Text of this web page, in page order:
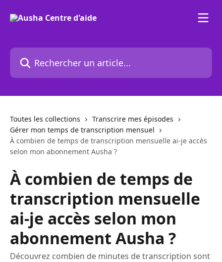
Rechercher un article...
Toutes les collections
Transcrire mes épisodes
Gérer mon temps de transcription mensuel
À combien de temps de transcription mensuelle ai-je accès
selon mon abonnement Ausha ?
À combien de temps de
transcription mensuelle
ai-je accès selon mon
abonnement Ausha ?
Découvrez combien de minutes de transcription sont